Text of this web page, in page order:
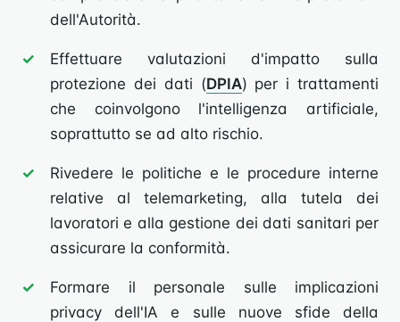
dell'Autorità.
Effettuare valutazioni d'impatto sulla
protezione dei dati (DPIA) per i trattamenti
che coinvolgono l'intelligenza artificiale,
soprattutto se ad alto rischio.
Rivedere le politiche e le procedure interne
relative al telemarketing, alla tutela dei
lavoratori e alla gestione dei dati sanitari per
assicurare la conformità.
Formare il personale sulle implicazioni
privacy dell'IA e sulle nuove sfide della